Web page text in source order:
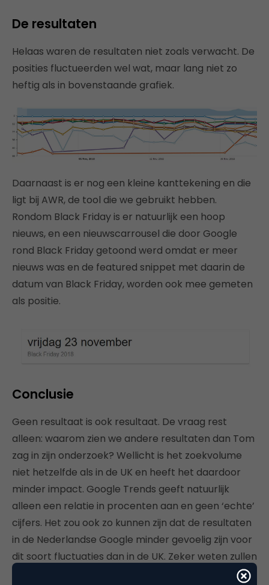
De resultaten
Helaas waren de resultaten niet zoals verwacht. De
posities fluctueerden wel wat, maar lang niet zo
heftig als in bovenstaande grafiek.
Daarnaast is er nog een kleine kanttekening en die
ligt bij AWR, de tool die we gebruikt hebben.
Rondom Black Friday is er natuurlijk een hoop
nieuws, en een nieuwscarrousel die door Google
rond Black Friday getoond werd omdat er meer
nieuws was en de featured snippet met daarin de
datum van Black Friday, worden ook mee gemeten
als positie.
Conclusie
Geen resultaat is ook resultaat. De vraag rest
alleen: waarom zien we andere resultaten dan Tom
zag in zijn onderzoek? Wellicht is het zoekvolume
niet hetzelfde als in de UK en heeft het daardoor
minder impact. Google Trends geeft natuurlijk
alleen een relatie in procenten aan en geen ‘echte’
cijfers. Het zou ook zo kunnen zijn dat de resultaten
in de Nederlandse Google minder gevoelig zijn voor
dit soort fluctuaties dan in de UK. Zeker weten zullen
we het niet, maar we blijven de komende jaren dit